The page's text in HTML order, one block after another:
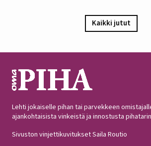
Kaikki jutut
Lehti jokaiselle pihan tai parvekkeen
ajankohtaisista vinkeistä ja innostusta
Sivuston vinjettikuvitukset Saila Routio